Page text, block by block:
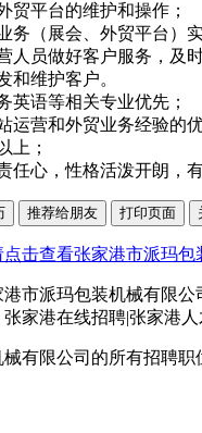
贸平台的维护和操作；
务（展会、外贸平台）
人员做好客户服务，及
和维护客户。
英语等相关专业优先；
运营和外贸业务经验的优
上；
任心，性格活泼开朗，
击查看张家港市派玛包
市派玛包装机械有限
家港在线招聘|张家港
有限公司的所有招聘职